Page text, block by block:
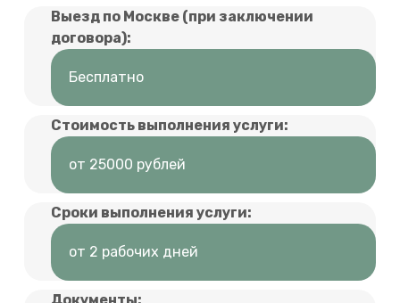
Выезд по Москве (при заключении
договора):
Бесплатно
Стоимость выполнения услуги:
от 25000 рублей
Сроки выполнения услуги:
от 2 рабочих дней